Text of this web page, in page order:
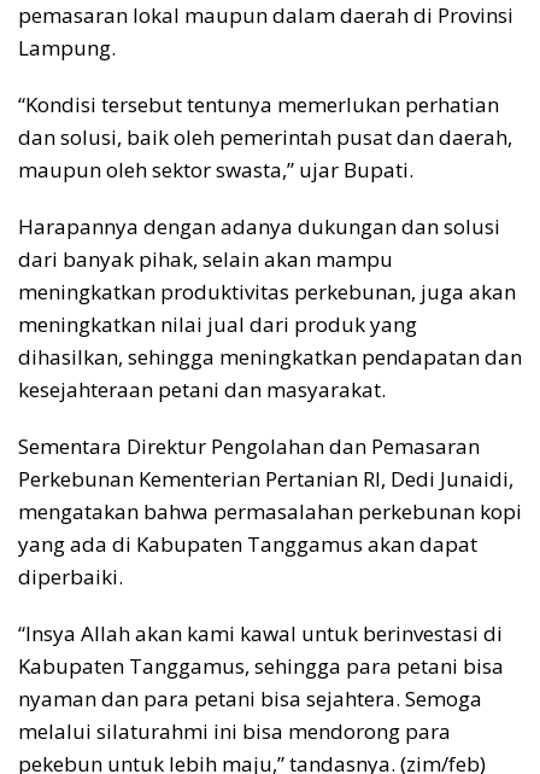
pemasaran lokal maupun dalam daerah di Provinsi
Lampung.
“Kondisi tersebut tentunya memerlukan perhatian
dan solusi, baik oleh pemerintah pusat dan daerah,
maupun oleh sektor swasta,” ujar Bupati.
Harapannya dengan adanya dukungan dan solusi
dari banyak pihak, selain akan mampu
meningkatkan produktivitas perkebunan, juga akan
meningkatkan nilai jual dari produk yang
dihasilkan, sehingga meningkatkan pendapatan dan
kesejahteraan petani dan masyarakat.
Sementara Direktur Pengolahan dan Pemasaran
Perkebunan Kementerian Pertanian RI, Dedi Junaidi,
mengatakan bahwa permasalahan perkebunan kopi
yang ada di Kabupaten Tanggamus akan dapat
diperbaiki.
“Insya Allah akan kami kawal untuk berinvestasi di
Kabupaten Tanggamus, sehingga para petani bisa
nyaman dan para petani bisa sejahtera. Semoga
melalui silaturahmi ini bisa mendorong para
pekebun untuk lebih maju,” tandasnya. (zim/feb)